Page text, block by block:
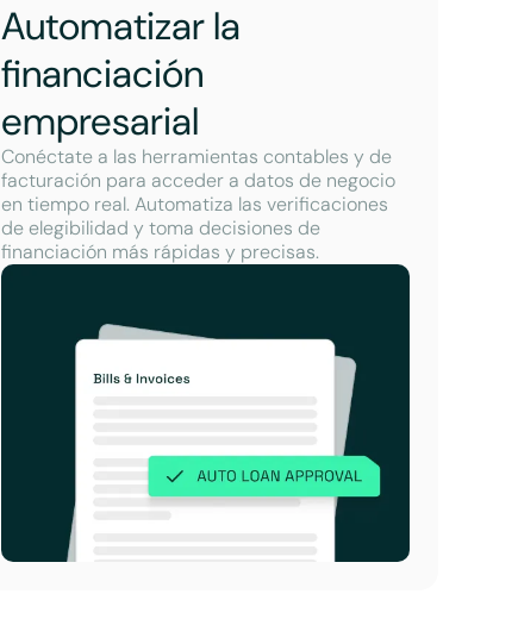
Automatizar la
financiación
empresarial
Conéctate a las herramientas contables y de
facturación para acceder a datos de negocio
en tiempo real. Automatiza las verificaciones
de elegibilidad y toma decisiones de
financiación más rápidas y precisas.